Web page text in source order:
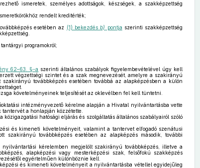
ismeretek, személyes adottságok, készségek, a szakképzettség
rendelt kreditérték;
esetében az (1) bekezdésb) pontja szerinti szakképzettség
programokról;
62–63. §-a szerinti általános szabályok figyelembevételével úgy kell
végzettségi szintet és a szak megnevezését, amelyre a szakirányú
szakirányú továbbképzés esetében továbbá az alapképzésben a külön
követelményeinek teljesítését az oklevélben fel kell tüntetni.
intézményvezető kérelme alapján a Hivatal nyilvántartásba vette
a honlapján közzétette.
hatósági eljárás és szolgáltatás általános szabályairól szóló
és kimeneti követelményeit, valamint a tantervet elfogadó szenátusi
szakirányú továbbképzés esetében az alapképzés második, további
kérelemben megjelölt szakirányú továbbképzés, illetve a
alapképzési vagy mesterképzési szak, felsőfokú szakképzés
egyértelműen különböznie kell.
és kimeneti követelményeit a nyilvántartásba vétellel egyidejűleg